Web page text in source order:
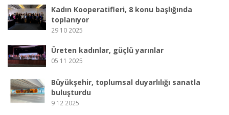
Kadın Kooperatifleri, 8 konu başlığında
toplanıyor
29 10 2025
Üreten kadınlar, güçlü yarınlar
05 11 2025
Büyükşehir, toplumsal duyarlılığı sanatla
buluşturdu
9 12 2025